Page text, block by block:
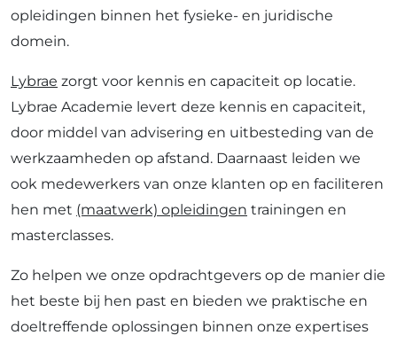
opleidingen binnen het fysieke- en juridische
domein.
Lybrae zorgt voor kennis en capaciteit op locatie.
Lybrae Academie levert deze kennis en capaciteit,
door middel van advisering en uitbesteding van de
werkzaamheden op afstand. Daarnaast leiden we
ook medewerkers van onze klanten op en faciliteren
hen met (maatwerk) opleidingen trainingen en
masterclasses.
Zo helpen we onze opdrachtgevers op de manier die
het beste bij hen past en bieden we praktische en
doeltreffende oplossingen binnen onze expertises